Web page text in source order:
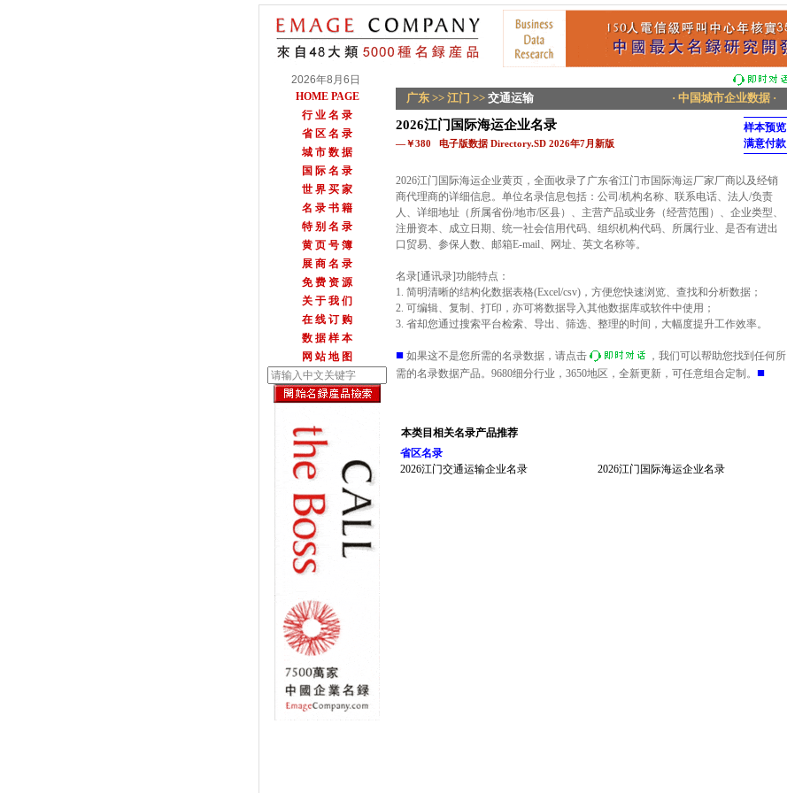
2026年8月6日
HOME PAGE
行 业 名 录
省 区 名 录
城 市 数 据
国 际 名 录
世 界 买 家
名 录 书 籍
特 别 名 录
黄 页 号 簿
展 商 名 录
免 费 资 源
关 于 我 们
在 线 订 购
数 据 样 本
网 站 地 图
广东 >> 江门 >> 交通运输 · 中国城市企业数据 ·
2026江门国际海运企业名录
—￥380 电子版数据 Directory.SD 2026年7月新版
样本预览
满意付款
2026江门国际海运企业黄页，全面收录了广东省江门市国际海运厂家厂商以及经销
商代理商的详细信息。单位名录信息包括：公司/机构名称、联系电话、法人/负责
人、详细地址（所属省份/地市/区县）、主营产品或业务（经营范围）、企业类型、
注册资本、成立日期、统一社会信用代码、组织机构代码、所属行业、是否有进出
口贸易、参保人数、邮箱E-mail、网址、英文名称等。
名录[通讯录]功能特点：
1. 简明清晰的结构化数据表格(Excel/csv)，方便您快速浏览、查找和分析数据；
2. 可编辑、复制、打印，亦可将数据导入其他数据库或软件中使用；
3. 省却您通过搜索平台检索、导出、筛选、整理的时间，大幅度提升工作效率。
■ 如果这不是您所需的名录数据，请点击
，我们可以帮助您找到任何所
需的名录数据产品。9680细分行业，3650地区，全新更新，可任意组合定制。 ■
本类目相关名录产品推荐
省区名录
2026江门交通运输企业名录
2026江门国际海运企业名录